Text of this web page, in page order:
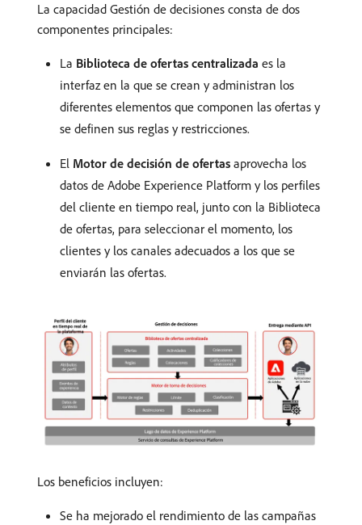
La capacidad Gestión de decisiones consta de dos
componentes principales:
La Biblioteca de ofertas centralizada es la
interfaz en la que se crean y administran los
diferentes elementos que componen las ofertas y
se definen sus reglas y restricciones.
El Motor de decisión de ofertas aprovecha los
datos de Adobe Experience Platform y los perfiles
del cliente en tiempo real, junto con la Biblioteca
de ofertas, para seleccionar el momento, los
clientes y los canales adecuados a los que se
enviarán las ofertas.
Los beneficios incluyen:
Se ha mejorado el rendimiento de las campañas